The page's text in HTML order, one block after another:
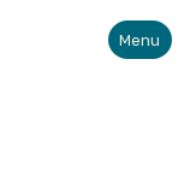
Menu